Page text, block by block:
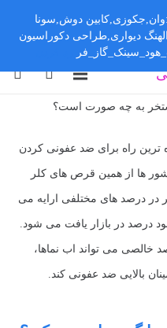
به چه صورت است؟
راه برای ضد عفونی کردن
ها از همین قرص های کلر
در درصد های مختلفی ارایه می
درصد در بازار یافت می شود.
خالصی می تواند اب نماها،
بالایی ضد عفونی کند.
دوش,سونا
دیواری,طراحی دکوراسیون